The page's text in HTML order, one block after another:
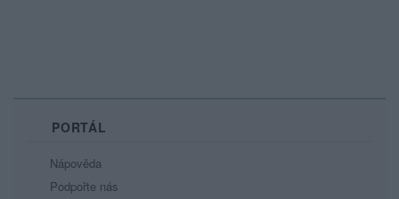
PORTÁL
Nápověda
Podpořte nás